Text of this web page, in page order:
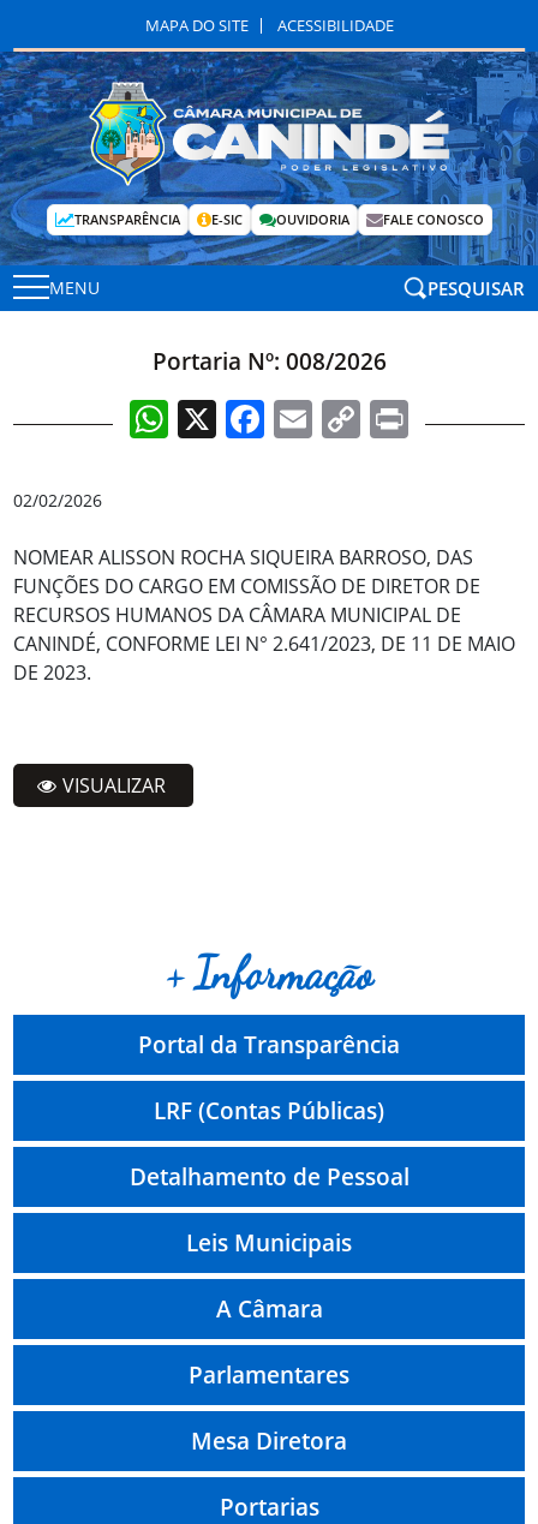
MAPA DO SITE ACESSIBILIDADE
TRANSPARÊNCIA E-SIC OUVIDORIA FALE CONOSCO
MENU PESQUISAR
Portaria Nº: 008/2026
WhatsApp
X Facebook
EmailCopyPrint
02/02/2026
NOMEAR ALISSON ROCHA SIQUEIRA BARROSO, DAS
FUNÇÕES DO CARGO EM COMISSÃO DE DIRETOR DE
RECURSOS HUMANOS DA CÂMARA MUNICIPAL DE
CANINDÉ, CONFORME LEI N° 2.641/2023, DE 11 DE MAIO
DE 2023.
VISUALIZAR
+ Informação
Portal da Transparência
LRF (Contas Públicas)
Detalhamento de Pessoal
Leis Municipais
A Câmara
Parlamentares
Mesa Diretora
Portarias